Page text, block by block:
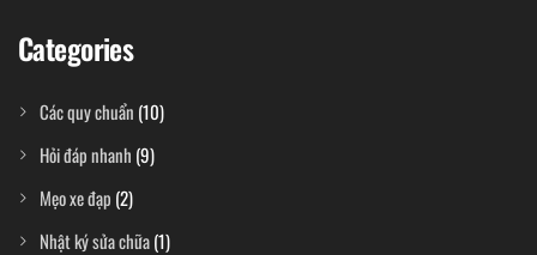
Categories
Các quy chuẩn (10)
Hỏi đáp nhanh (9)
Mẹo xe đạp (2)
Nhật ký sửa chữa(1)